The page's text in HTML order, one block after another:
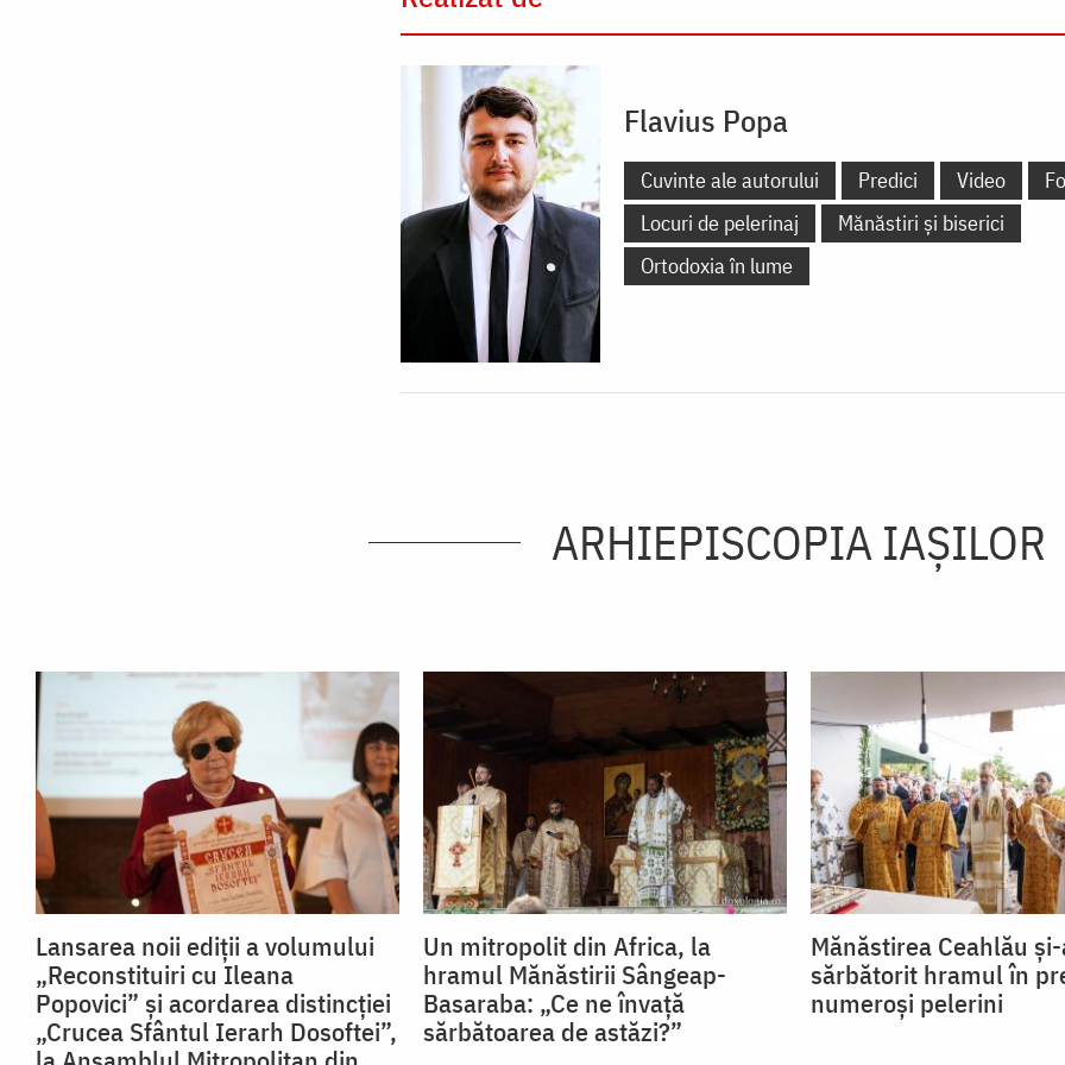
Flavius Popa
Cuvinte ale autorului Predici Video
Locuri de pelerinaj
Mănăstiri și biserici
Ortodoxia în lume
ARHIEPISCOPIA IAŞILOR
Lansarea noii ediții a volumului
„Reconstituiri cu Ileana
Popovici” și acordarea distincției
„Crucea Sfântul Ierarh Dosoftei”,
Un mitropolit din Africa, la
hramul Mănăstirii Sângeap-
Basaraba: „Ce ne învață
sărbătoarea de astăzi?”
Mănăstirea Ceahlău
sărbătorit hramul în
numeroși pelerini